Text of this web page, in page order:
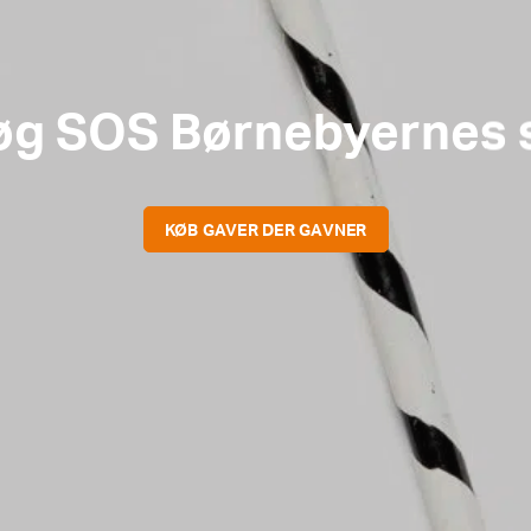
SOS Børnebyernes
KØB GAVER DER GAVNER